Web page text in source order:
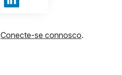
Iniciar sessão com LinkedIn
Conecte-se connosco.